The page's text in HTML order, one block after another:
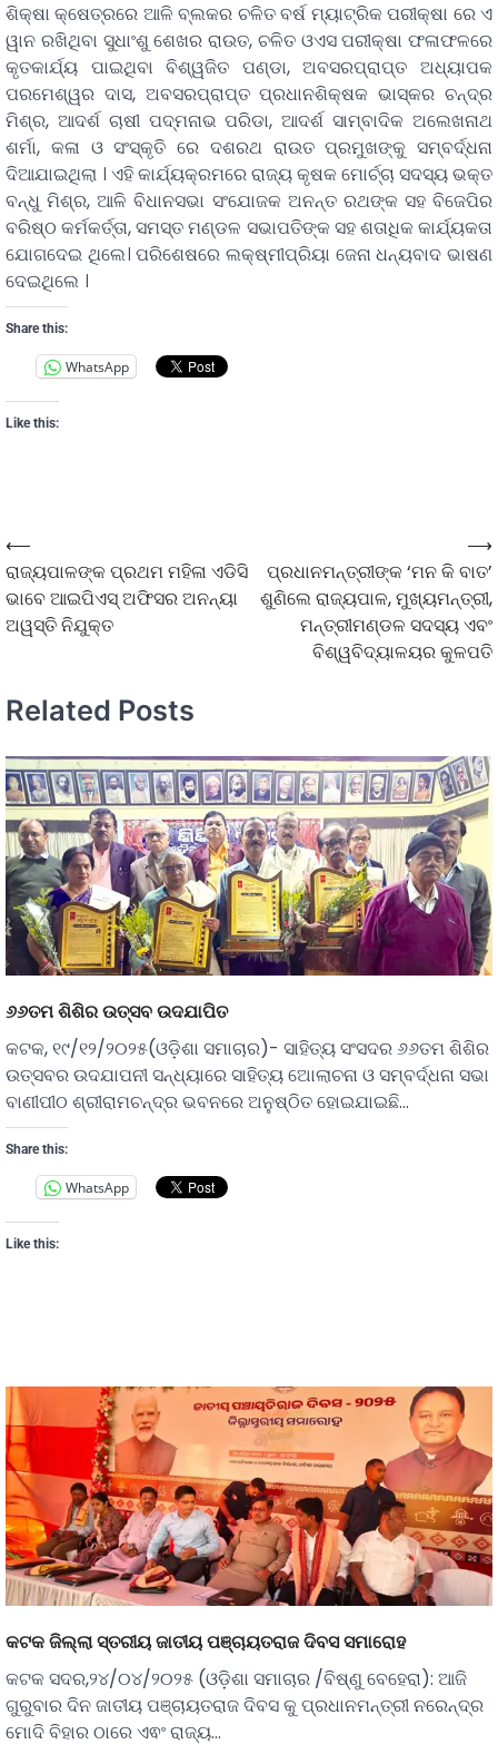
ଶିକ୍ଷା କ୍ଷେତ୍ରରେ ଆଳି ବ୍ଲକର ଚଳିତ ବର୍ଷ ମ୍ୟାଟ୍ରିକ ପରୀକ୍ଷା ରେ ଏ
ୱାନ ରଖିଥିବା ସୁଧାଂଶୁ ଶେଖର ରାଉତ, ଚଳିତ ଓଏସ ପରୀକ୍ଷା ଫଳାଫଳରେ
କୃତକାର୍ଯ୍ୟ ପାଇଥିବା ବିଶ୍ୱଜିତ ପଣ୍ଡା, ଅବସରପ୍ରାପ୍ତ ଅଧ୍ୟାପକ
ପରମେଶ୍ୱର ଦାସ, ଅବସରପ୍ରାପ୍ତ ପ୍ରଧାନଶିକ୍ଷକ ଭାସ୍କର ଚନ୍ଦ୍ର
ମିଶ୍ର, ଆଦର୍ଶ ଚାଷୀ ପଦ୍ମନାଭ ପରିଡା, ଆଦର୍ଶ ସାମ୍ବାଦିକ ଅଲେଖନାଥ
ଶର୍ମା, କଳା ଓ ସଂସ୍କୃତି ରେ ଦଶରଥ ରାଉତ ପ୍ରମୁଖଙ୍କୁ ସମ୍ବର୍ଦ୍ଧନା
ଦିଆଯାଇଥିଲା । ଏହି କାର୍ଯ୍ୟକ୍ରମରେ ରାଜ୍ୟ କୃଷକ ମୋର୍ଚ୍ଚା ସଦସ୍ୟ ଭକ୍ତ
ବନ୍ଧୁ ମିଶ୍ର, ଆଳି ବିଧାନସଭା ସଂଯୋଜକ ଅନନ୍ତ ରଥଙ୍କ ସହ ବିଜେପିର
ବରିଷ୍ଠ କର୍ମକର୍ତ୍ତା, ସମସ୍ତ ମଣ୍ଡଳ ସଭାପତିଙ୍କ ସହ ଶତାଧିକ କାର୍ଯ୍ୟକତା
ଯୋଗଦେଇ ଥିଲେ। ପରିଶେଷରେ ଲକ୍ଷ୍ମୀପ୍ରିୟା ଜେନା ଧନ୍ୟବାଦ ଭାଷଣ
ଦେଇଥିଲେ ।
Share this:
WhatsApp
Like this:
⟵
ରାଜ୍ୟପାଳଙ୍କ ପ୍ରଥମ ମହିଳା ଏଡିସି
ଭାବେ ଆଇପିଏସ୍ ଅଫିସର ଅନନ୍ୟା
ଅୱସ୍ତି ନିଯୁକ୍ତ
ପ୍ରଧାନମନ୍ତ୍ରୀଙ୍କ ‘ମନ କି ବାତ’
ଶୁଣିଲେ ରାଜ୍ୟପାଳ, ମୁଖ୍ୟମନ୍ତ୍ରୀ,
ମନ୍ତ୍ରୀମଣ୍ଡଳ ସଦସ୍ୟ ଏବଂ
ବିଶ୍ୱବିଦ୍ୟାଳୟର କୁଳପତି
⟶
Related Posts
୬୬ତମ ଶିଶିର ଉତ୍ସବ ଉଦଯାପିତ
କଟକ, ୧୯/୧୨/୨୦୨୫(ଓଡ଼ିଶା ସମାଚାର)- ସାହିତ୍ୟ ସଂସଦର ୬୬ତମ ଶିଶିର
ଉତ୍ସବର ଉଦଯାପନୀ ସନ୍ଧ୍ୟାରେ ସାହିତ୍ୟ ଅୋଲାଚନା ଓ ସମ୍ବର୍ଦ୍ଧନା ସଭା
ବାଣୀପୀଠ ଶ୍ରୀରାମଚନ୍ଦ୍ର ଭବନରେ ଅନୁଷ୍ଠିତ ହୋଇଯାଇଛି…
Share this:
WhatsApp
Like this:
କଟକ ଜିଲ୍ଲା ସ୍ତରୀୟ ଜାତୀୟ ପଞ୍ଚାୟତରାଜ ଦିବସ ସମାରୋହ
କଟକ ସଦର,୨୪/୦୪/୨୦୨୫ (ଓଡ଼ିଶା ସମାଚାର /ବିଷ୍ଣୁ ବେହେରା): ଆଜି
ଗୁରୁବାର ଦିନ ଜାତୀୟ ପଞ୍ଚାୟତରାଜ ଦିବସ କୁ ପ୍ରଧାନମନ୍ତ୍ରୀ ନରେନ୍ଦ୍ର
ମୋଦି ବିହାର ଠାରେ ଏଵଂ ରାଜ୍ୟ…